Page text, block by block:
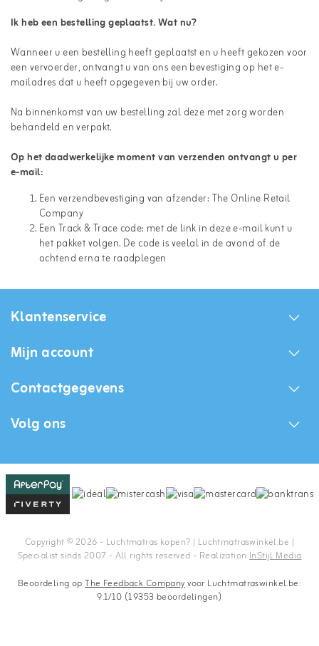
Ik heb een bestelling geplaatst. Wat nu?
Wanneer u een bestelling heeft geplaatst en u heeft gekozen voor
een vervoerder, ontvangt u van ons een bevestiging op het e-
mailadres dat u heeft opgegeven bij uw order.
Na binnenkomst van uw bestelling zal deze met zorg worden
behandeld en verpakt.
Op het daadwerkelijke moment van verzenden ontvangt u per
e-mail:
Een verzendbevestiging van afzender: The Online Retail
Company
Een Track & Trace code: met de link in deze e-mail kunt u
het pakket volgen. De code is veelal in de avond of de
ochtend erna te raadplegen
Klantenservice
Mijn account
Contactgegevens
Volg ons
Copyright © 2026 - Luchtmatras kopen? | Luchtmatraswinkel.be |
Specialist sinds 2007 - All rights reserved - Realization InStijl Media
Beoordeling opThe Feedback Companyvoor Luchtmatraswinkel.be:
9.1/10 (19353 beoordelingen)